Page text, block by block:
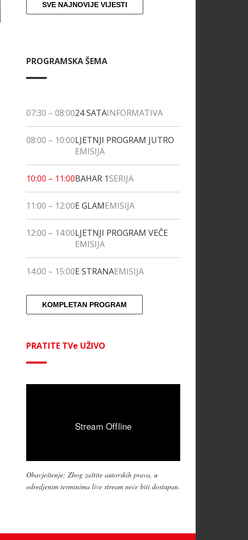
SVE NAJNOVIJE VIJESTI
PROGRAMSKA ŠEMA
07:30 – 08:0024 SATAINFORMATIVA
08:00 – 10:00LJETNJI PROGRAM JUTRO
EMISIJA
10:00 – 11:00BAHAR 1SERIJA
11:00 – 12:00E GLAMEMISIJA
12:00 – 14:00LJETNJI PROGRAM VEČE
EMISIJA
14:00 – 15:00E STRANAEMISIJA
KOMPLETAN PROGRAM
PRATITE TVe UŽIVO
Obavještenje: Zbog zaštite autorskih prava, u
odredjenim terminima live stream neće biti dostupan.